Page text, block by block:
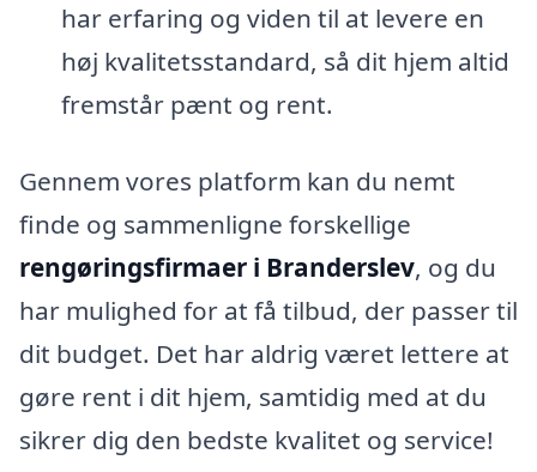
har erfaring og viden til at levere en
høj kvalitetsstandard, så dit hjem altid
fremstår pænt og rent.
Gennem vores platform kan du nemt
finde og sammenligne forskellige
rengøringsfirmaer i Branderslev, og du
har mulighed for at få tilbud, der passer til
dit budget. Det har aldrig været lettere at
gøre rent i dit hjem, samtidig med at du
sikrer dig den bedste kvalitet og service!